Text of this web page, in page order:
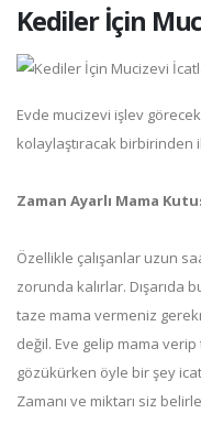
Kediler İçin
Evde mucizevi işlev
kolaylaştıracak birbirinden
Zaman Ayarlı Mama
Özellikle çalışanlar uzun
zorunda kalırlar. Dışarıda
taze mama vermeniz
değil. Eve gelip mama
gözükürken öyle bir şey
Zamanı ve miktarı siz